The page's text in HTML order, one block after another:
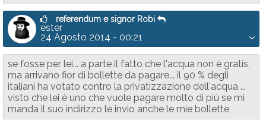
referendum e signor Robi
ester
24 Agosto 2014 - 00:21
se fosse per lei... a parte il fatto che l'acqua non è gratis,
ma arrivano fior di bollette da pagare... il 90 % degli
italiani ha votato contro la privatizzazione dell'acqua ...
visto che lei è uno che vuole pagare molto di più se mi
manda il suo indirizzo le invio anche le mie bollette